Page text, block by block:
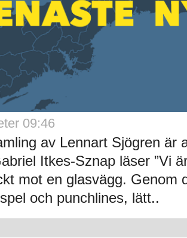
09:46
av Lennart Sjögren är
Itkes-Sznap läser ”Vi
mot en glasvägg. Genom
och punchlines, lätt..